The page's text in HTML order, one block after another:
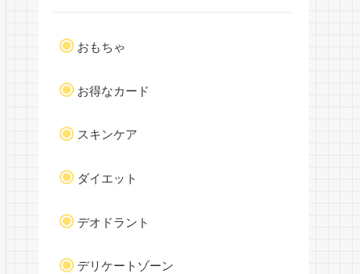
おもちゃ
お得なカード
スキンケア
ダイエット
デオドラント
デリケートゾーン